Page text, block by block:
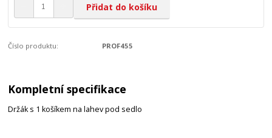
Přidat do košíku
Číslo produktu: PROF455
Kompletní specifikace
Držák s 1 košíkem na lahev pod sedlo